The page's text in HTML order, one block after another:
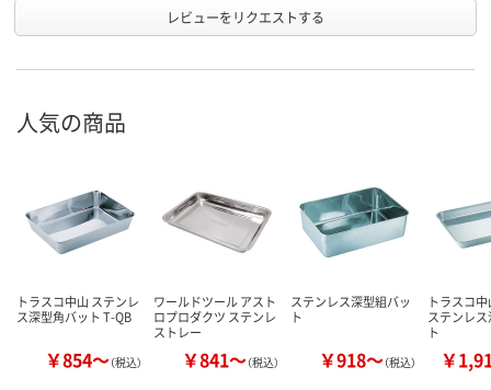
レビューをリクエストする
人気の商品
トラスコ中山 ステンレ
ス深型角バット T-QB
￥854～（税込）
ワールドツール アスト
ロプロダクツ ステンレ
ストレー
￥841～（税込）
ステンレス深型組バッ
ト
￥918～（税込）
トラスコ
ステンレ
ト
￥